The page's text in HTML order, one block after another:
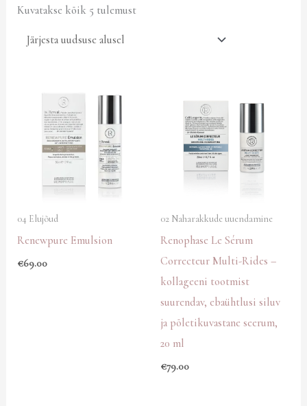
Kuvatakse kõik 5 tulemust
04 Elujõud
Renewpure Emulsion
€69.00
02 Naharakkude uuendamine
Renophase Le Sérum
Correcteur Multi-Rides –
kollageeni tootmist
suurendav, ebaühtlusi siluv
ja põletikuvastane seerum,
20 ml
€79.00